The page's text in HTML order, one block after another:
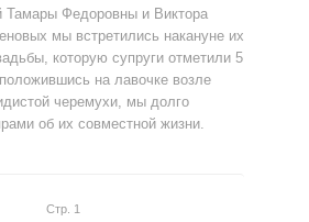
Тамары Федоровны и Виктора
мы встретились накануне их
которую супруги отметили 5
на лавочке возле
черемухи, мы долго
об их совместной жизни.
Стр. 1